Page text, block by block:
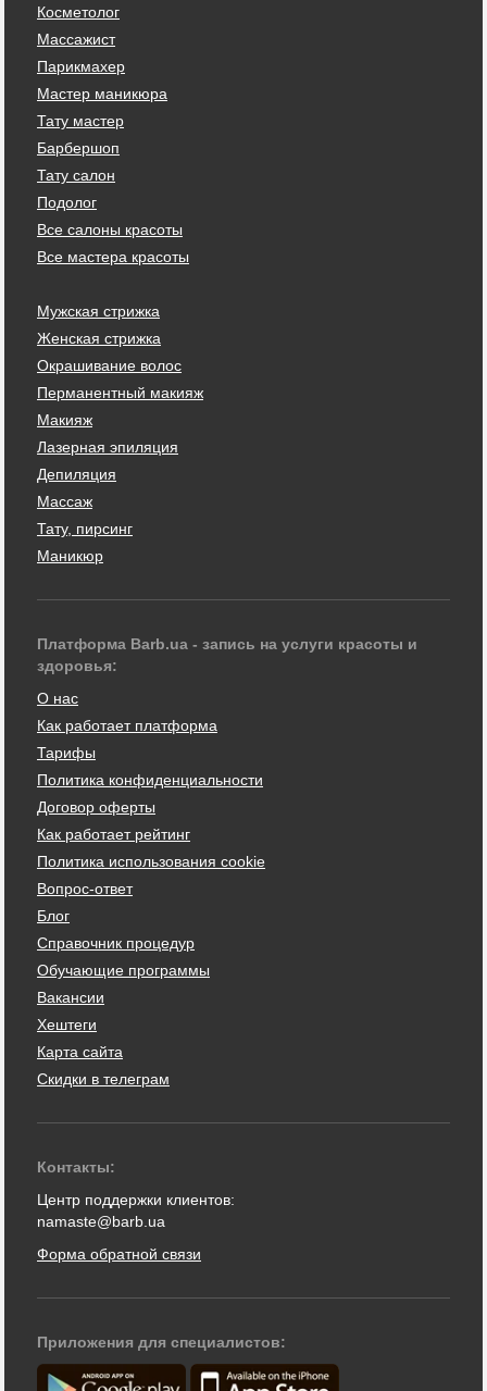
Косметолог
Массажист
Парикмахер
Мастер маникюра
Тату мастер
Барбершоп
Тату салон
Подолог
Все салоны красоты
Все мастера красоты
Мужская стрижка
Женская стрижка
Окрашивание волос
Перманентный макияж
Макияж
Лазерная эпиляция
Депиляция
Массаж
Тату, пирсинг
Маникюр
Платформа Barb.ua - запись на услуги красоты и
здоровья:
О нас
Как работает платформа
Тарифы
Политика конфиденциальности
Договор оферты
Как работает рейтинг
Политика использования cookie
Вопрос-ответ
Блог
Справочник процедур
Обучающие программы
Вакансии
Хештеги
Карта сайта
Скидки в телеграм
Контакты:
Центр поддержки клиентов:
namaste@barb.ua
Форма обратной связи
Приложения для специалистов: